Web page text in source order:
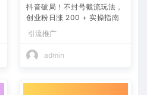
抖音破局！不封号截流玩法，
创业粉日涨 200 + 实操指南
引流推广
admin